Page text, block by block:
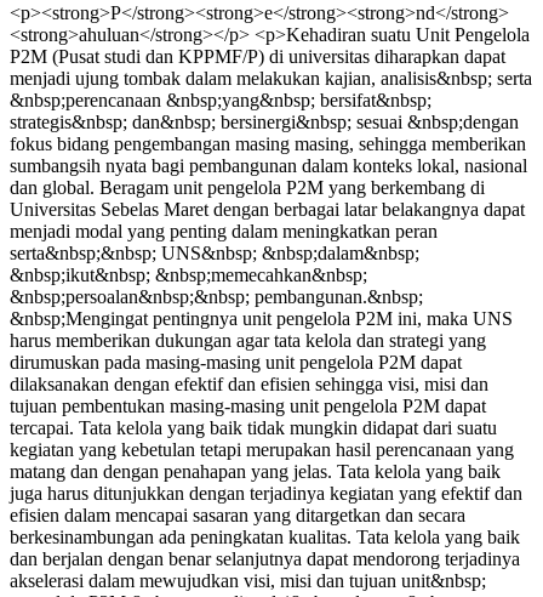
<p><strong>P</strong><strong>e</strong><strong>nd</strong>
<strong>ahuluan</strong></p> <p>Kehadiran suatu Unit Pengelola
P2M (Pusat studi dan KPPMF/P) di universitas diharapkan dapat
menjadi ujung tombak dalam melakukan kajian, analisis&nbsp; serta
&nbsp;perencanaan &nbsp;yang&nbsp; bersifat&nbsp;
strategis&nbsp; dan&nbsp; bersinergi&nbsp; sesuai &nbsp;dengan
fokus bidang pengembangan masing masing, sehingga memberikan
sumbangsih nyata bagi pembangunan dalam konteks lokal, nasional
dan global. Beragam unit pengelola P2M yang berkembang di
Universitas Sebelas Maret dengan berbagai latar belakangnya dapat
menjadi modal yang penting dalam meningkatkan peran
serta&nbsp;&nbsp; UNS&nbsp; &nbsp;dalam&nbsp;
&nbsp;ikut&nbsp; &nbsp;memecahkan&nbsp;
&nbsp;persoalan&nbsp;&nbsp; pembangunan.&nbsp;
&nbsp;Mengingat pentingnya unit pengelola P2M ini, maka UNS
harus memberikan dukungan agar tata kelola dan strategi yang
dirumuskan pada masing-masing unit pengelola P2M dapat
dilaksanakan dengan efektif dan efisien sehingga visi, misi dan
tujuan pembentukan masing-masing unit pengelola P2M dapat
tercapai. Tata kelola yang baik tidak mungkin didapat dari suatu
kegiatan yang kebetulan tetapi merupakan hasil perencanaan yang
matang dan dengan penahapan yang jelas. Tata kelola yang baik
juga harus ditunjukkan dengan terjadinya kegiatan yang efektif dan
efisien dalam mencapai sasaran yang ditargetkan dan secara
berkesinambungan ada peningkatan kualitas. Tata kelola yang baik
dan berjalan dengan benar selanjutnya dapat mendorong terjadinya
akselerasi dalam mewujudkan visi, misi dan tujuan unit&nbsp;